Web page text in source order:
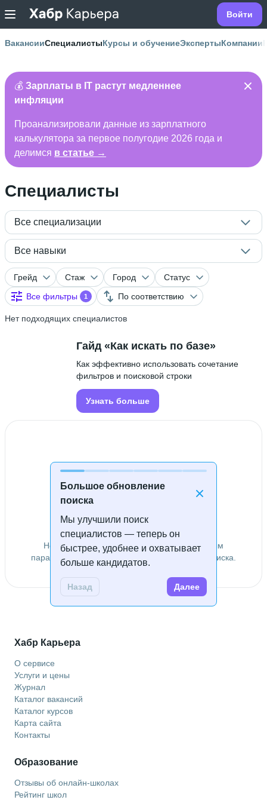
Войти
ВакансииСпециалистыКурсы и обучениеЭкспертыКомпании
💰 Зарплаты в IT растут медленнее
инфляции
Проанализировали данные из зарплатного
калькулятора за первое полугодие 2026 года и
делимся в статье →
Специалисты
Все специализации
Все навыки
Грейд Стаж Город
Статус
Все фильтры
1 По соответствию
Нет подходящих специалистов
Большое обновление
поиска
Мы улучшили поиск
специалистов — теперь он
быстрее, удобнее и охватывает
больше кандидатов.
Назад Далее
Гайд «Как искать по базе»
Как эффективно использовать сочетание
фильтров и поисковой строки
Узнать больше
Специалисты не найдены
Не удалось найти специалистов по заданным
параметрам. Попробуйте изменить условия поиска.
Хабр Карьера
О сервисе
Услуги и цены
Журнал
Каталог вакансий
Каталог курсов
Карта сайта
Контакты
Образование
Отзывы об онлайн-школах
Рейтинг школ